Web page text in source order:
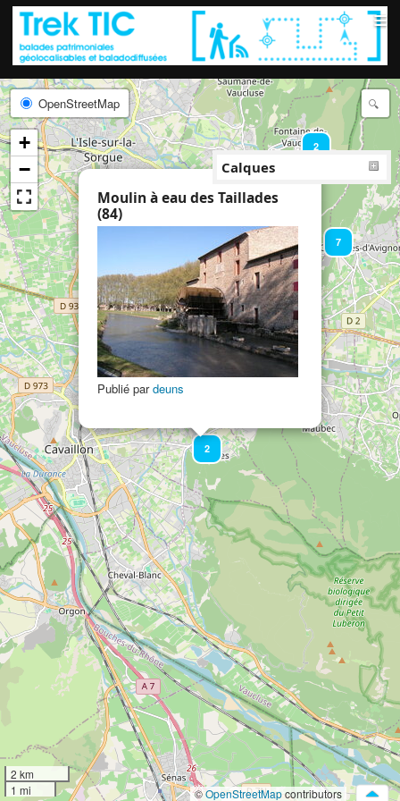
≡
2
7
2
Moulin à eau des Taillades
(84)
Publié pardeuns
OpenStreetMap
+
−
Calques
2 km
1 mi
©OpenStreetMapcontributors